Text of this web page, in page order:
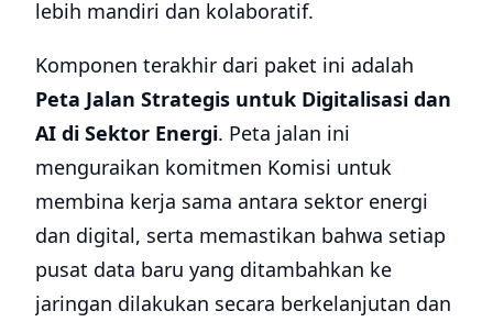
lebih mandiri dan kolaboratif.
Komponen terakhir dari paket ini adalah
Peta Jalan Strategis untuk Digitalisasi dan
AI di Sektor Energi. Peta jalan ini
menguraikan komitmen Komisi untuk
membina kerja sama antara sektor energi
dan digital, serta memastikan bahwa setiap
pusat data baru yang ditambahkan ke
jaringan dilakukan secara berkelanjutan dan